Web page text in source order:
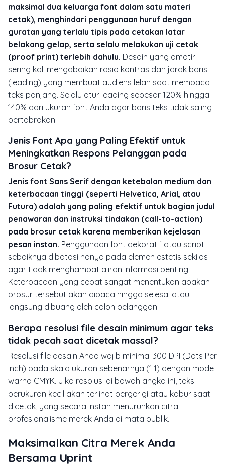
maksimal dua keluarga font dalam satu materi
cetak), menghindari penggunaan huruf dengan
guratan yang terlalu tipis pada cetakan latar
belakang gelap, serta selalu melakukan uji cetak
(proof print) terlebih dahulu. Desain yang amatir
sering kali mengabaikan rasio kontras dan jarak baris
(leading) yang membuat audiens lelah saat membaca
teks panjang. Selalu atur leading sebesar 120% hingga
140% dari ukuran font Anda agar baris teks tidak saling
bertabrakan.
Jenis Font Apa yang Paling Efektif untuk
Meningkatkan Respons Pelanggan pada
Brosur Cetak?
Jenis font Sans Serif dengan ketebalan medium dan
keterbacaan tinggi (seperti Helvetica, Arial, atau
Futura) adalah yang paling efektif untuk bagian judul
penawaran dan instruksi tindakan (call-to-action)
pada brosur cetak karena memberikan kejelasan
pesan instan. Penggunaan font dekoratif atau script
sebaiknya dibatasi hanya pada elemen estetis sekilas
agar tidak menghambat aliran informasi penting.
Keterbacaan yang cepat sangat menentukan apakah
brosur tersebut akan dibaca hingga selesai atau
langsung dibuang oleh calon pelanggan.
Berapa resolusi file desain minimum agar teks
tidak pecah saat dicetak massal?
Resolusi file desain Anda wajib minimal 300 DPI (Dots Per
Inch) pada skala ukuran sebenarnya (1:1) dengan mode
warna CMYK. Jika resolusi di bawah angka ini, teks
berukuran kecil akan terlihat bergerigi atau kabur saat
dicetak, yang secara instan menurunkan citra
profesionalisme merek Anda di mata publik.
Maksimalkan Citra Merek Anda
Bersama Uprint